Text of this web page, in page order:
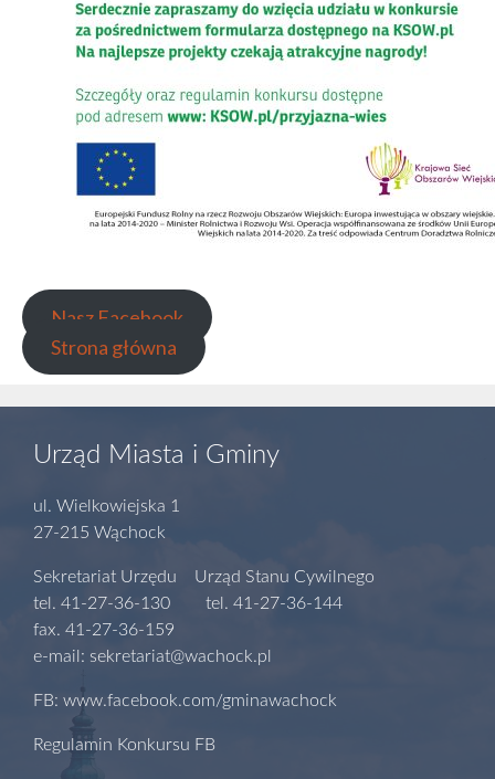
Nasz Facebook
Strona główna
Urząd Miasta i Gminy
ul. Wielkowiejska 1
27-215 Wąchock
Sekretariat Urzędu Urząd Stanu Cywilnego
tel. 41-27-36-130 tel. 41-27-36-144
fax. 41-27-36-159
e-mail: sekretariat@wachock.pl
FB: www.facebook.com/gminawachock
Regulamin Konkursu FB